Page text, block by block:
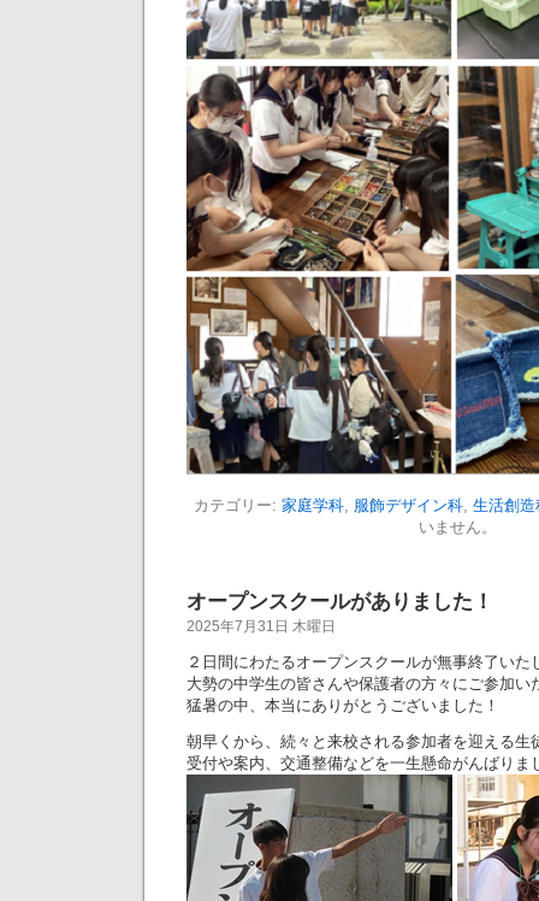
カテゴリー: 家庭学科, 服飾デザイン科, 生活創造
いません。
オープンスクールがありました！
2025年7月31日 木曜日
２日間にわたるオープンスクールが無事終了いた
大勢の中学生の皆さんや保護者の方々にご参加い
猛暑の中、本当にありがとうございました！
朝早くから、続々と来校される参加者を迎える生
受付や案内、交通整備などを一生懸命がんばりま